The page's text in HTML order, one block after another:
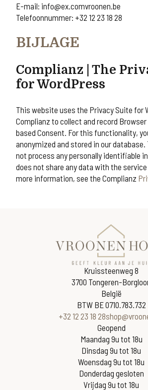
E-mail: info@ex.comvroonen.be
Telefoonnummer: +32 12 23 18 28
BIJLAGE
Complianz | The
for WordPress
This website uses the Privacy Suite for
Complianz to collect and record
based Consent. For this functionality,
anonymized and stored in our
not process any personally identifiable
does not share any data with the
more information, see the Complianz
Kruissteenweg 8
3700 Tongeren-
België
BTW BE 0710.783.732
+32 12 23 18 28
Geopend
Maandag 9u tot 18u
Dinsdag 9u tot 18u
Woensdag 9u tot 18u
Donderdag gesloten
Vrijdag 9u tot 18u